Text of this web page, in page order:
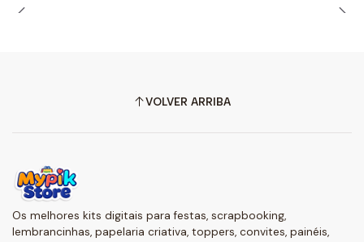
VOLVER ARRIBA
Os melhores kits digitais para festas, scrapbooking,
lembrancinhas, papelaria criativa, toppers, convites, painéis,